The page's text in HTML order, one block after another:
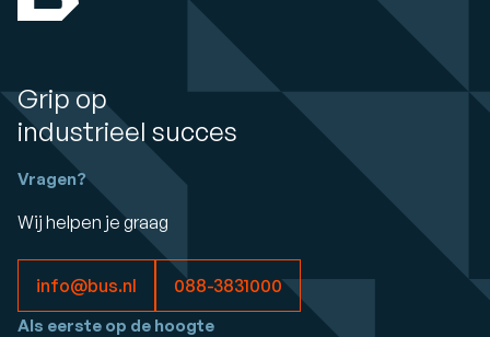
Grip op
industrieel succes
Vragen?
Wij helpen je graag
info@bus.nl 088-3831000
Als eerste op de hoogte